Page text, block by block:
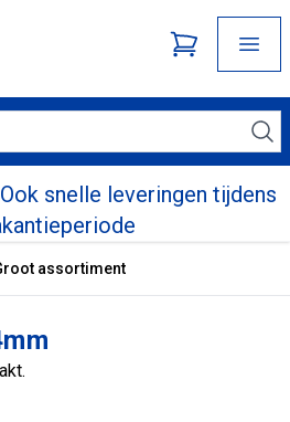
snelle leveringen tijdens
Onze unieke verkoopargumenten
assortiment